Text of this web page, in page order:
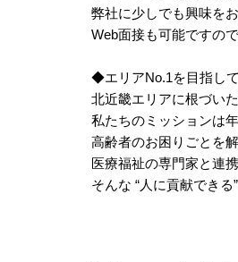
弊社に少しでも興味を
Web面接も可能ですの
◆エリアNo.1を目指して
北近畿エリアに根づい
私たちのミッションは
高齢者のお困りごとを
医療福祉の専門家と連
そんな “人に貢献でき